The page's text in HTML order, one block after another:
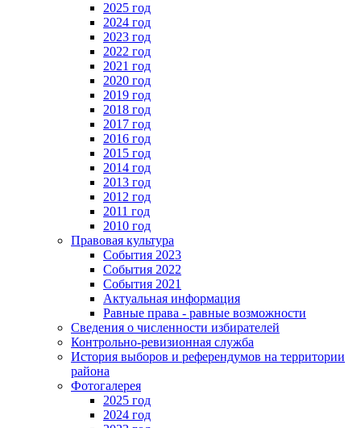
2025 год
2024 год
2023 год
2022 год
2021 год
2020 год
2019 год
2018 год
2017 год
2016 год
2015 год
2014 год
2013 год
2012 год
2011 год
2010 год
Правовая культура
События 2023
События 2022
События 2021
Актуальная информация
Равные права - равные возможности
Сведения о численности избирателей
Контрольно-ревизионная служба
История выборов и референдумов на территории
района
Фотогалерея
2025 год
2024 год